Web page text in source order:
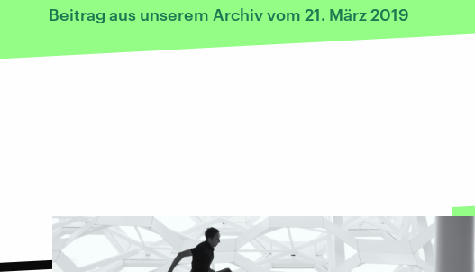
Beitrag aus unserem Archiv vom 21. März 2019